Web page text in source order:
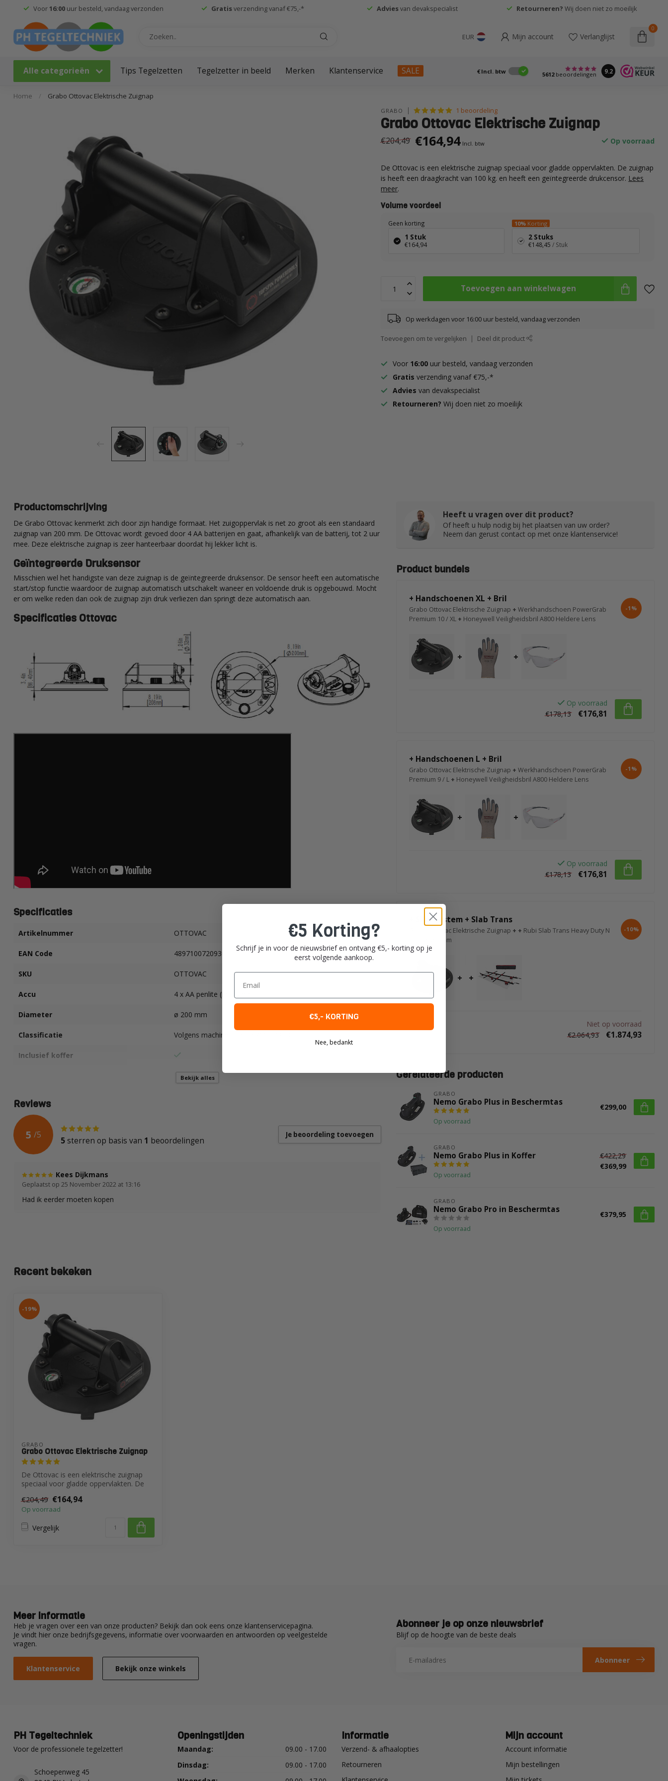
Voor16:00uur besteld, vandaag verzonden Gratisverzending vanaf €75,-* Adviesvan devakspecialist Retourneren? Wij doen niet zo moeilijk
EUR Mijn account Verlanglijst
0
Alle categorieën Tips Tegelzetten Tegelzetter in beeld Merken Klantenservice SALE € Incl. btw 5612beoordelingen 9.2
Home / Grabo Ottovac Elektrische Zuignap
GRABO 1 beoordeling
Grabo Ottovac Elektrische Zuignap
€204,49 €164,94 Incl. btw Op voorraad
De Ottovac is een elektrische zuignap speciaal voor gladde oppervlakten. De zuignap
is heeft een draagkracht van 100 kg. en heeft een geïntegreerde drukcensor. Lees
meer.
Volume voordeel
Geen korting
1 Stuk
€164,94
10% Korting
2 Stuks
€148,45 / Stuk
Toevoegen aan winkelwagen
Op werkdagen voor 16:00 uur besteld, vandaag verzonden
Toevoegen om te vergelijken Deel dit product
Voor 16:00 uur besteld, vandaag verzonden
Gratis verzending vanaf €75,-*
Advies van devakspecialist
Retourneren?Wij doen niet zo moeilijk
Productomschrijving
De Grabo Ottovac kenmerkt zich door zijn handige formaat. Het zuigoppervlak is net zo groot als een standaard
zuignap van 200 mm. De Ottovac wordt gevoed door 4 AA batterijen en gaat, afhankelijk van de batterij, tot 2 uur
mee. Deze elektrische zuignap is zeer hanteerbaar doordat hij lekker licht is.
Geïntegreerde Druksensor
Misschien wel het handigste van deze zuignap is de geïntegreerde druksensor. De sensor heeft een automatische
start/stop functie waardoor de zuignap automatisch uitschakelt waneer en voldoende druk is opgebouwd. Mocht
er om welke reden dan ook de zuignap zijn druk verliezen dan springt deze automatisch aan.
Specificaties Ottovac
Specificaties
Artikelnummer OTTOVAC
EAN Code 4897100720930
SKU OTTOVAC
Accu 4 x AA penlite (inclusief)
Diameter ø 200 mm
Classificatie Volgens machine richtlijn 2006/42/EC
Inclusief koffer
100 kg.
Bekijk alles
Reviews
5 /5
5 sterren op basis van 1 beoordelingen
Je beoordeling toevoegen
Kees Dijkmans
Geplaatst op 25 November 2022 at 13:16
Had ik eerder moeten kopen
Heeft u vragen over dit product?
Of heeft u hulp nodig bij het plaatsen van uw order?
Neem dan gerust contact op met onze klantenservice!
Product bundels
+ Handschoenen XL + Bril
Grabo Ottovac Elektrische Zuignap + Werkhandschoen PowerGrab
Premium 10 / XL + Honeywell Veiligheidsbril A800 Heldere Lens
-1%
+ +
Op voorraad
€178,13
€176,81
+ Handschoenen L + Bril
Grabo Ottovac Elektrische Zuignap + Werkhandschoen PowerGrab
Premium 9 / L + Honeywell Veiligheidsbril A800 Heldere Lens
-1%
+ +
Op voorraad
€178,13
€176,81
+ Slim System + Slab Trans
Grabo Ottovac Elektrische Zuignap + + Rubi Slab Trans Heavy Duty N
Draagsysteem
-10%
+ +
Niet op voorraad
€2.064,93
€1.874,93
Gerelateerde producten
GRABO
Nemo Grabo Plus in Beschermtas
Op voorraad
€299,00
GRABO
Nemo Grabo Plus in Koffer
Op voorraad
€422,29
€369,99
GRABO
Nemo Grabo Pro in Beschermtas
Op voorraad
€379,95
Recent bekeken
-19%
GRABO
Grabo Ottovac Elektrische Zuignap
De Ottovac is een elektrische zuignap
speciaal voor gladde oppervlakten. De
€204,49 €164,94
Op voorraad
Vergelijk
Meer informatie
Heb je vragen over een van onze producten? Bekijk dan ook eens onze klantenservicepagina.
Je vindt hier onze bedrijfsgegevens, informatie over voorwaarden en antwoorden op veelgestelde
vragen.
Klantenservice Bekijk onze winkels
Abonneer je op onze nieuwsbrief
Blijf op de hoogte van de beste deals
Abonneer
PH Tegeltechniek
Voor de professionele tegelzetter!
Schoepenweg 45
Openingstijden
Maandag:
09.00 - 17.00
Dinsdag:
09.00 - 17.00
Informatie
Verzend- & afhaalopties
Retourneren
Mijn account
Account informatie
Mijn bestellingen
€5 Korting?
Schrijf je in voor de nieuwsbrief en ontvang €5,- korting op je
eerst volgende aankoop.
Email
€5,- KORTING
Nee, bedankt